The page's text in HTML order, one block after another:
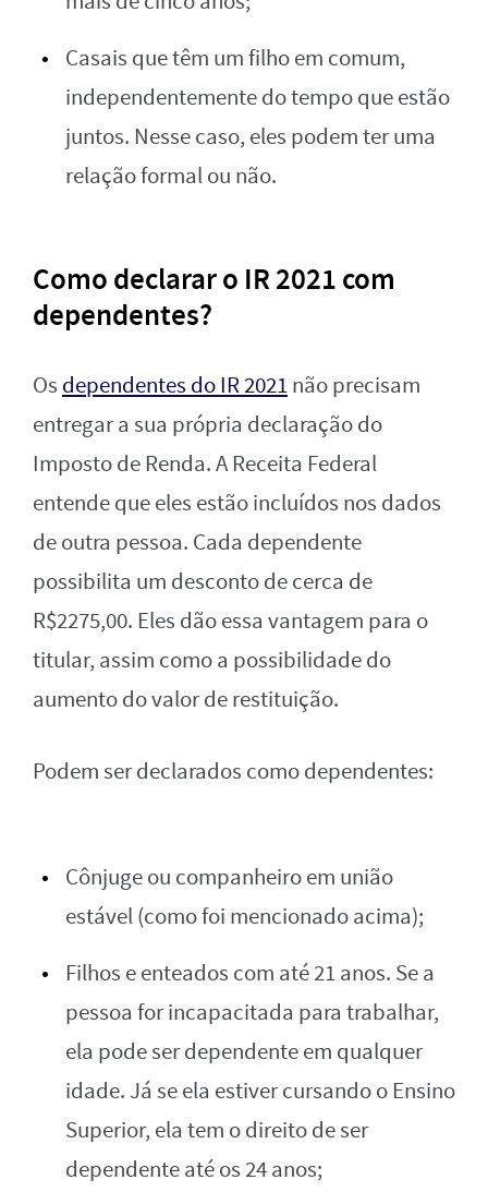
Casais que têm um filho em comum,
independentemente do tempo que estão
juntos. Nesse caso, eles podem ter uma
relação formal ou não.
Como declarar o IR 2021 com
dependentes?
Os dependentes do IR 2021não precisam
entregar a sua própria declaração do
Imposto de Renda. A Receita Federal
entende que eles estão incluídos nos dados
de outra pessoa. Cada dependente
possibilita um desconto de cerca de
R$2275,00. Eles dão essa vantagem para o
titular, assim como a possibilidade do
aumento do valor de restituição.
Podem ser declarados como dependentes:
Cônjuge ou companheiro em união
estável (como foi mencionado acima);
Filhos e enteados com até 21 anos. Se a
pessoa for incapacitada para trabalhar,
ela pode ser dependente em qualquer
idade. Já se ela estiver cursando o Ensino
Superior, ela tem o direito de ser
dependente até os 24 anos;